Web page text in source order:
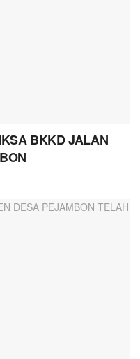
BKKD JALAN